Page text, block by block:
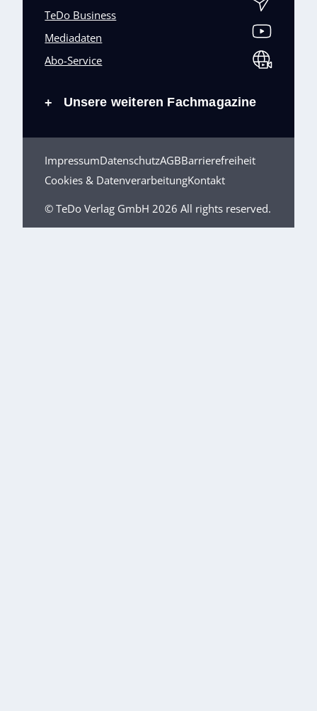
TeDo Business
Mediadaten
Abo-Service
+ Unsere weiteren Fachmagazine
ImpressumDatenschutzAGBBarrierefreiheit
Cookies & DatenverarbeitungKontakt
© TeDo Verlag GmbH 2026 All rights reserved.